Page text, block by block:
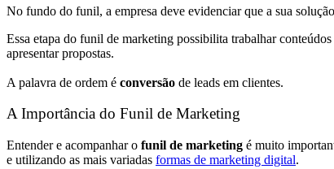
No fundo do funil, a empresa deve evidenciar que a sua
Essa etapa do funil de marketing possibilita trabalhar
apresentar propostas.
A palavra de ordem é conversão de leads em clientes.
A Importância do Funil de Marketing
Entender e acompanhar o funil de marketing é muito
e utilizando as mais variadas formas de marketing digital.